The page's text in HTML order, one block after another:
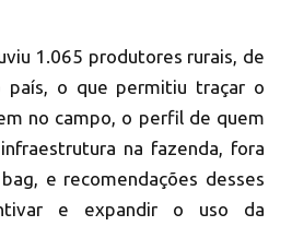
1.065 produtores rurais, de
país, o que permitiu traçar o
no campo, o perfil de quem
na fazenda, fora
e recomendações desses
e expandir o uso da